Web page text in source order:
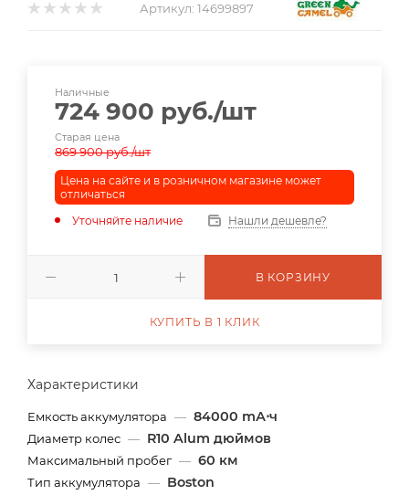
Артикул: 14699897
Характеристики
Емкость аккумулятора — 84000 mА⋅ч
Диаметр колес — R10 Alum дюймов
Максимальный пробег — 60 км
Тип аккумулятора — Boston
Наличные
724 900 руб./шт
Старая цена
869 900руб./шт
Цена на сайте и в розничном магазине может
отличаться
Уточняйте наличие
Нашли дешевле?
В КОРЗИНУ
КУПИТЬ В 1 КЛИК